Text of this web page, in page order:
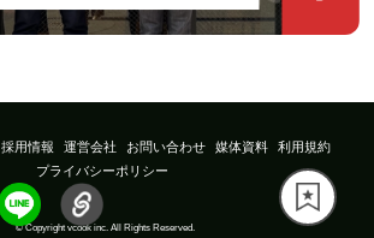
採用情報 運営会社 お問い合わせ 媒体資料
利用規約
プライバシーポリシー
© Copyright vcook inc. All Rights Reserved.